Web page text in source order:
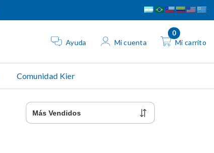
Ayuda Mi cuenta Mi carrito
0
Comunidad Kier